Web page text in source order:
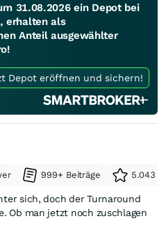
31.08.2026 ein Depot bei
erhalten als
Anteil ausgewählter
Depot eröffnen und sichern!
999+ Beiträge 5.043
sich, doch der Turnaround
Ob man jetzt noch zuschlagen